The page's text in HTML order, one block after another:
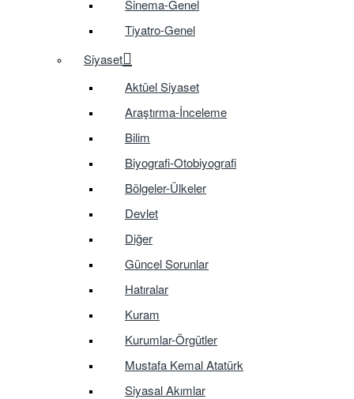
Sinema-Genel
Tiyatro-Genel
Siyaset
Aktüel Siyaset
Araştırma-İnceleme
Bilim
Biyografi-Otobiyografi
Bölgeler-Ülkeler
Devlet
Diğer
Güncel Sorunlar
Hatıralar
Kuram
Kurumlar-Örgütler
Mustafa Kemal Atatürk
Siyasal Akımlar